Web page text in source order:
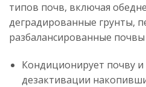
типов почв, включая
деградированные грунты,
разбалансированные
Кондиционирует почву и
дезактивации